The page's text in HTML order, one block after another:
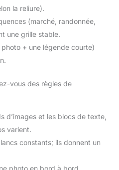
la reliure).
(marché, randonnée,
une grille stable.
photo + une légende courte)
vous des règles de
d’images et les blocs de texte,
varient.
constants; ils donnent un
photo en bord à bord,